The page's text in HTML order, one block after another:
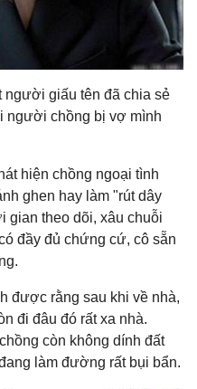
người giấu tên đã chia sẻ
người chồng bị vợ mình
hiện chồng ngoại tình
ghen hay làm "rút dây
gian theo dõi, xâu chuỗi
đầy đủ chứng cứ, cô sẵn
được rằng sau khi về nhà,
đi đâu đó rất xa nhà.
còn không dính đất
làm đường rất bụi bẩn.